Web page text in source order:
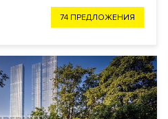
74 ПРЕДЛОЖЕНИЯ